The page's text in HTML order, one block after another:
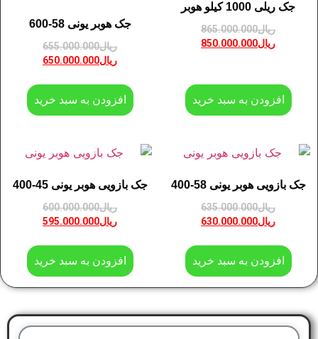
جک ریلی 1000 کیلو هوبر
ریال865.000.000
ریال850.000.000
افزودن به سبد خرید
جک هوبر یونی 58-600
ریال655.000.000
ریال650.000.000
افزودن به سبد خرید
جک بازویی هوبر یونی 58-400
ریال635.000.000
ریال630.000.000
افزودن به سبد خرید
جک بازویی هوبر یونی 45-400
ریال600.000.000
ریال595.000.000
افزودن به سبد خرید